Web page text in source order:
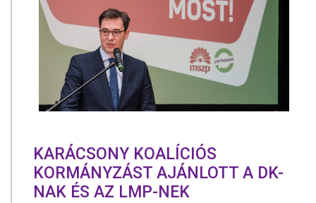
AZ
KARÁCSONY KOALÍCIÓS
KORMÁNYZÁST AJÁNLOTT A DK-
NAK ÉS AZ LMP-NEK